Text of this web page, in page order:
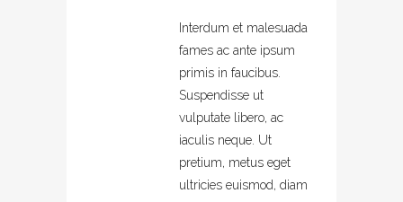
Interdum et malesuada
fames ac ante ipsum
primis in faucibus.
Suspendisse ut
vulputate libero, ac
iaculis neque. Ut
pretium, metus eget
ultricies euismod, diam